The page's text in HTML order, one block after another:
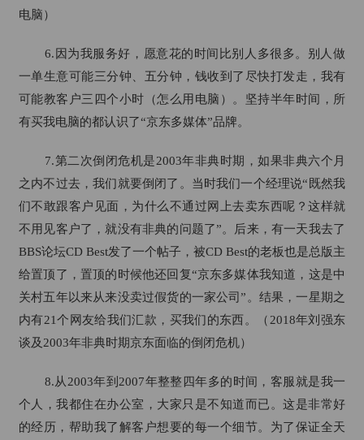
电脑）
6.因为我服务好，愿意花的时间比别人多很多。别人做
一单生意可能三分钟、五分钟，钱收到了尽快打发走，我有
可能教客户三四个小时（怎么用电脑）。坚持半年时间，所
有买我电脑的都认识了“京东多媒体”品牌。
7.第二次倒闭危机是2003年非典时期，如果非典六个月
之内不过去，我们就要倒闭了。当时我们一个经理说“既然我
们不敢跟客户见面，为什么不通过网上去卖东西呢？这样就
不用见客户了，就没有非典的问题了”。后来，有一天我去了
BBS论坛CD Best发了一个帖子，被CD Best的老板也是总版主
给置顶了，置顶的时候他还回复“京东多媒体我知道，这是中
关村五年以来从来没卖过假货的一家公司”。结果，一星期之
内有21个网友给我们汇款，买我们的东西。（2018年刘强东
谈及2003年非典时期京东面临的倒闭危机）
8.从2003年到2007年整整四年多的时间，客服就是我一
个人，我都住在办公室，大家只是不知道而已。这是非常好
的经历，帮助我了解客户想要的每一个细节。为了保证全天